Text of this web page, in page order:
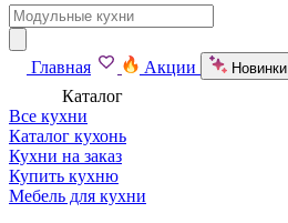
Главная Акции Новинки
Каталог
Все кухни
Каталог кухонь
Кухни на заказ
Купить кухню
Мебель для кухни